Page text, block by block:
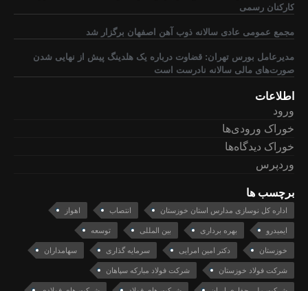
کارکنان رسمی
مجمع عمومی عادی سالانه ذوب آهن اصفهان برگزار شد
مدیرعامل بورس تهران: قضاوت درباره یک هلدینگ پیش از نهایی شدن
صورت‌های مالی سالانه نادرست است
اطلاعات
ورود
خوراک ورودی‌ها
خوراک دیدگاه‌ها
وردپرس
برچسب ها
اداره کل نوسازی مدارس استان خوزستان انتصاب اهواز
ایمیدرو بهره برداری بین المللی توسعه
خوزستان دکتر امین امرایی سرمایه گذاری سهامداران
شرکت فولاد خوزستان شرکت فولاد مبارکه سپاهان